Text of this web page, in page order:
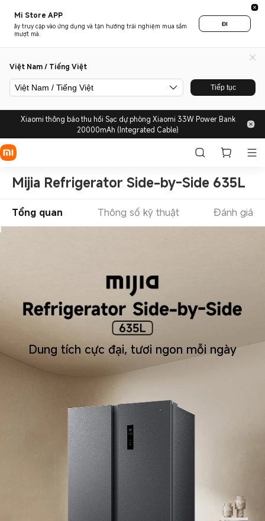
Mi Store APP
ãy truy cập vào ứng dụng và tận hưởng trải nghiệm mua sắm
mượt mà.
ĐI
Việt Nam / Tiếng Việt
Việt Nam / Tiếng Việt Tiếp tục
Xiaomi thông báo thu hồi Sạc dự phòng Xiaomi 33W Power Bank
20000mAh (Integrated Cable)
Mijia Refrigerator Side-by-Side 635L
Tổng quan Thông số kỹ thuật Đánh giá
Dung tích cực đại, tươi ngon mỗi ngày